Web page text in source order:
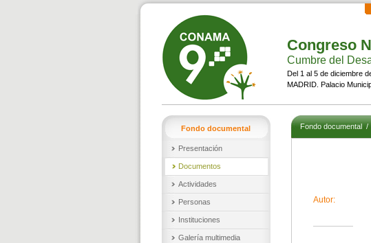
Congreso
Cumbre del
Del 1 al 5 de diciembre
MADRID. Palacio
Fondo documental
Presentación
Documentos
Actividades
Personas
Instituciones
Galería multimedia
Fondo documental
Autor: